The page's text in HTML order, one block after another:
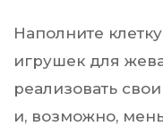
Наполните
игрушек для
реализовать
и, возможно,